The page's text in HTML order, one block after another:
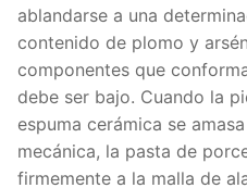
ablandarse a una
contenido de plomo y
componentes que
debe ser bajo. Cuando la
espuma cerámica se
mecánica, la pasta de
firmemente a la malla de